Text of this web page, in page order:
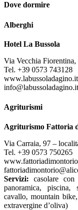
Dove dormire
Alberghi
Hotel La Bussola
Via Vecchia
Tel. +39 0573 743128
www.labussoladagino.it
info@labussoladagino.it
Agriturismi
Agriturismo Fattoria
Via Carraia, 97 –
Tel. +39 0573 750265
Servizi: casolare con
panoramica, piscina,
cavallo, mountain
extravergine d’oliva)